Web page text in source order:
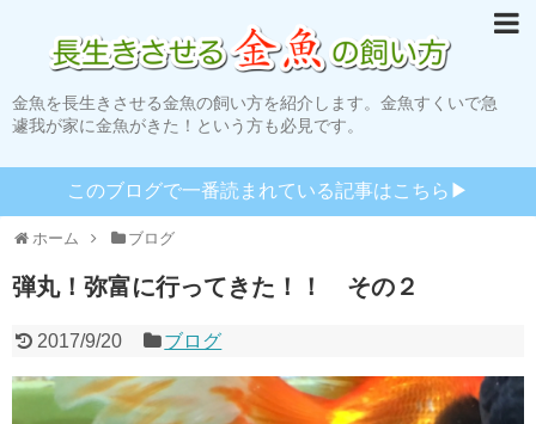
金魚を長生きさせる金魚の飼い方を紹介します。金魚すくいで急
遽我が家に金魚がきた！という方も必見です。
このブログで一番読まれている記事はこちら▶︎
ホーム ブログ
弾丸！弥富に行ってきた！！ その２
2017/9/20 ブログ